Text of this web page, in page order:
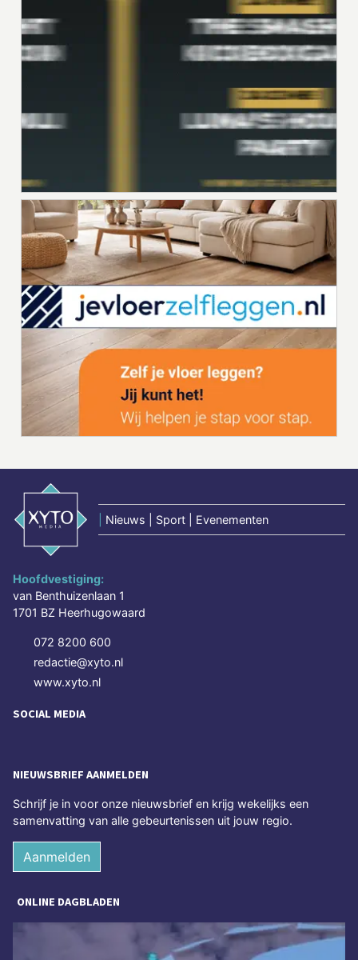
Nieuws | Sport | Evenementen
Hoofdvestiging:
van Benthuizenlaan 1
1701 BZ Heerhugowaard
072 8200 600
redactie@xyto.nl
www.xyto.nl
SOCIAL MEDIA
NIEUWSBRIEF AANMELDEN
Schrijf je in voor onze nieuwsbrief en krijg wekelijks een
samenvatting van alle gebeurtenissen uit jouw regio.
Aanmelden
ONLINE DAGBLADEN